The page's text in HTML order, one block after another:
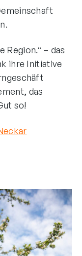
Region.“ – das
ihre Initiative
das
so!